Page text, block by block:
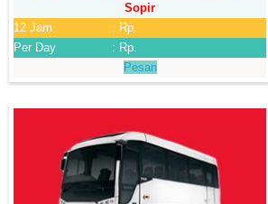
Sopir
12 Jam
: Rp.
Per Day
: Rp.
Pesan